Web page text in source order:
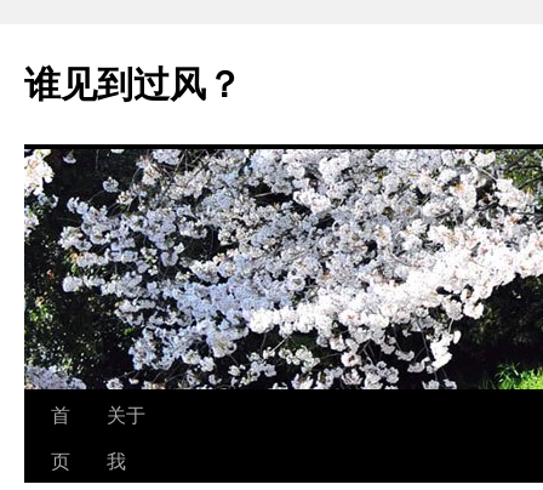
正
文
谁见到过风？
首
页
关于
我